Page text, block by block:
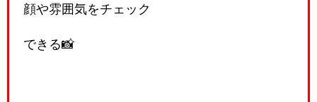
顔や雰囲気をチェック
できる📸